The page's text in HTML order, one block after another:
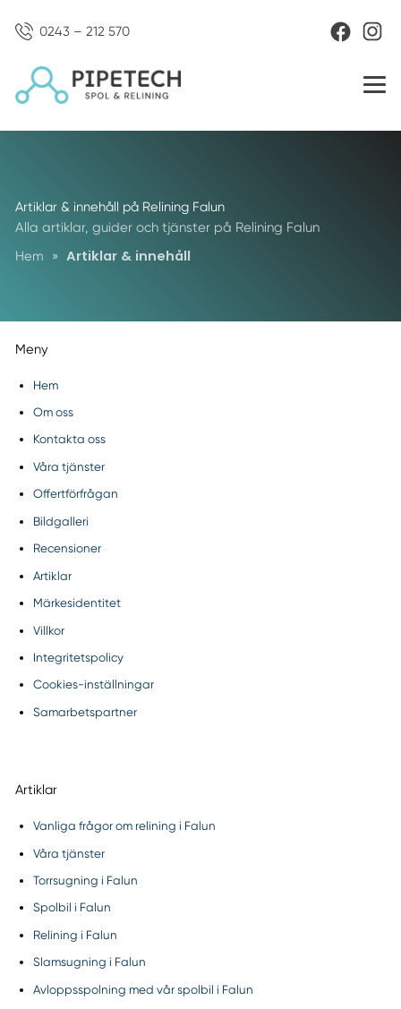
0243 – 212 570
Artiklar & innehåll på Relining Falun
Alla artiklar, guider och tjänster på Relining Falun
Hem
» Artiklar & innehåll
Meny
Hem
Om oss
Kontakta oss
Våra tjänster
Offertförfrågan
Bildgalleri
Recensioner
Artiklar
Märkesidentitet
Villkor
Integritetspolicy
Cookies-inställningar
Samarbetspartner
Artiklar
Vanliga frågor om relining i Falun
Våra tjänster
Torrsugning i Falun
Spolbil i Falun
Relining i Falun
Slamsugning i Falun
Avloppsspolning med vår spolbil i Falun